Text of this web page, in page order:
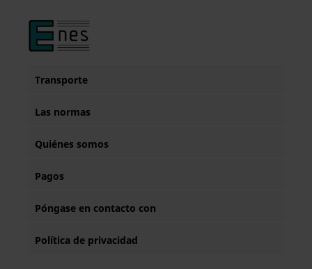
Transporte
Las normas
Quiénes somos
Pagos
Póngase en contacto con
Política de privacidad